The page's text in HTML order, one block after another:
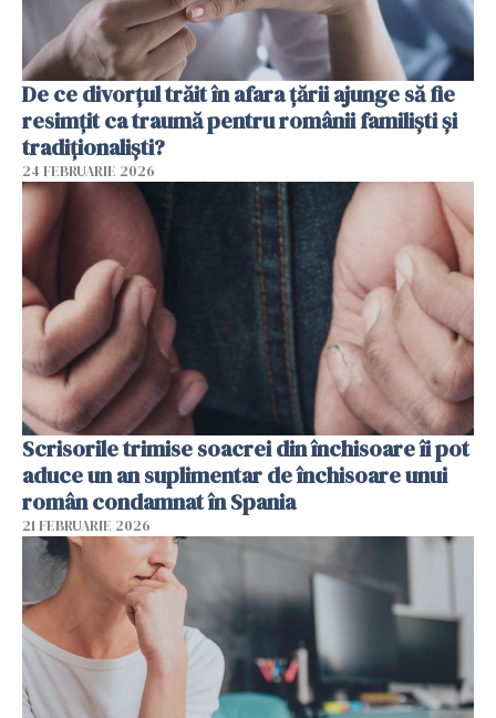
De ce divorțul trăit în afara țării ajunge să fie
resimțit ca traumă pentru românii familiști și
tradiționaliști?
24 FEBRUARIE 2026
Scrisorile trimise soacrei din închisoare îi pot
aduce un an suplimentar de închisoare unui
român condamnat în Spania
21 FEBRUARIE 2026